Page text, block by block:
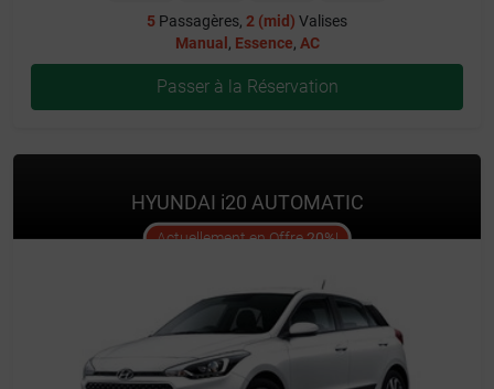
5 Passagères, 2 (mid) Valises
Manual , Essence, AC
Passer à la Réservation
HYUNDAI i20 AUTOMATIC
Actuellement en Offre20%!offer